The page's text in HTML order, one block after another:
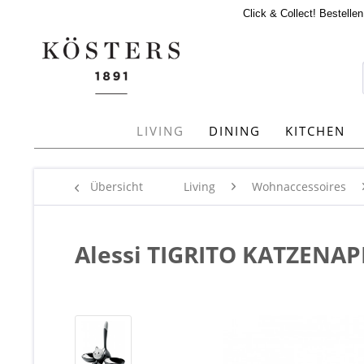
Click & Collect!
LIVING DINING KITCHEN
Übersicht Living Wohnaccessoires
Alessi TIGRITO